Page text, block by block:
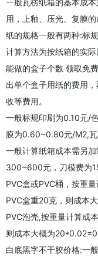
用，上釉、压光、复膜
纸的规格一般有两种:标
计算方法为按纸箱的实
能做的盒子个数 领取免
出单个盒子用纸的费用
收等费用。
一般标规印刷为0.10元/
膜为0.60~0.80元/M2,
一般计算纸箱成本需另
300~600元，刀模费为
PVC盒或PVC桶，按重
PVC盒重20克，则成本
PVC泡壳,按重量计算成
则成本大概为
白底黑字不干胶价格:一